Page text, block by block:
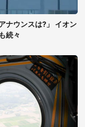
ナウンスは?」 イオン
続々